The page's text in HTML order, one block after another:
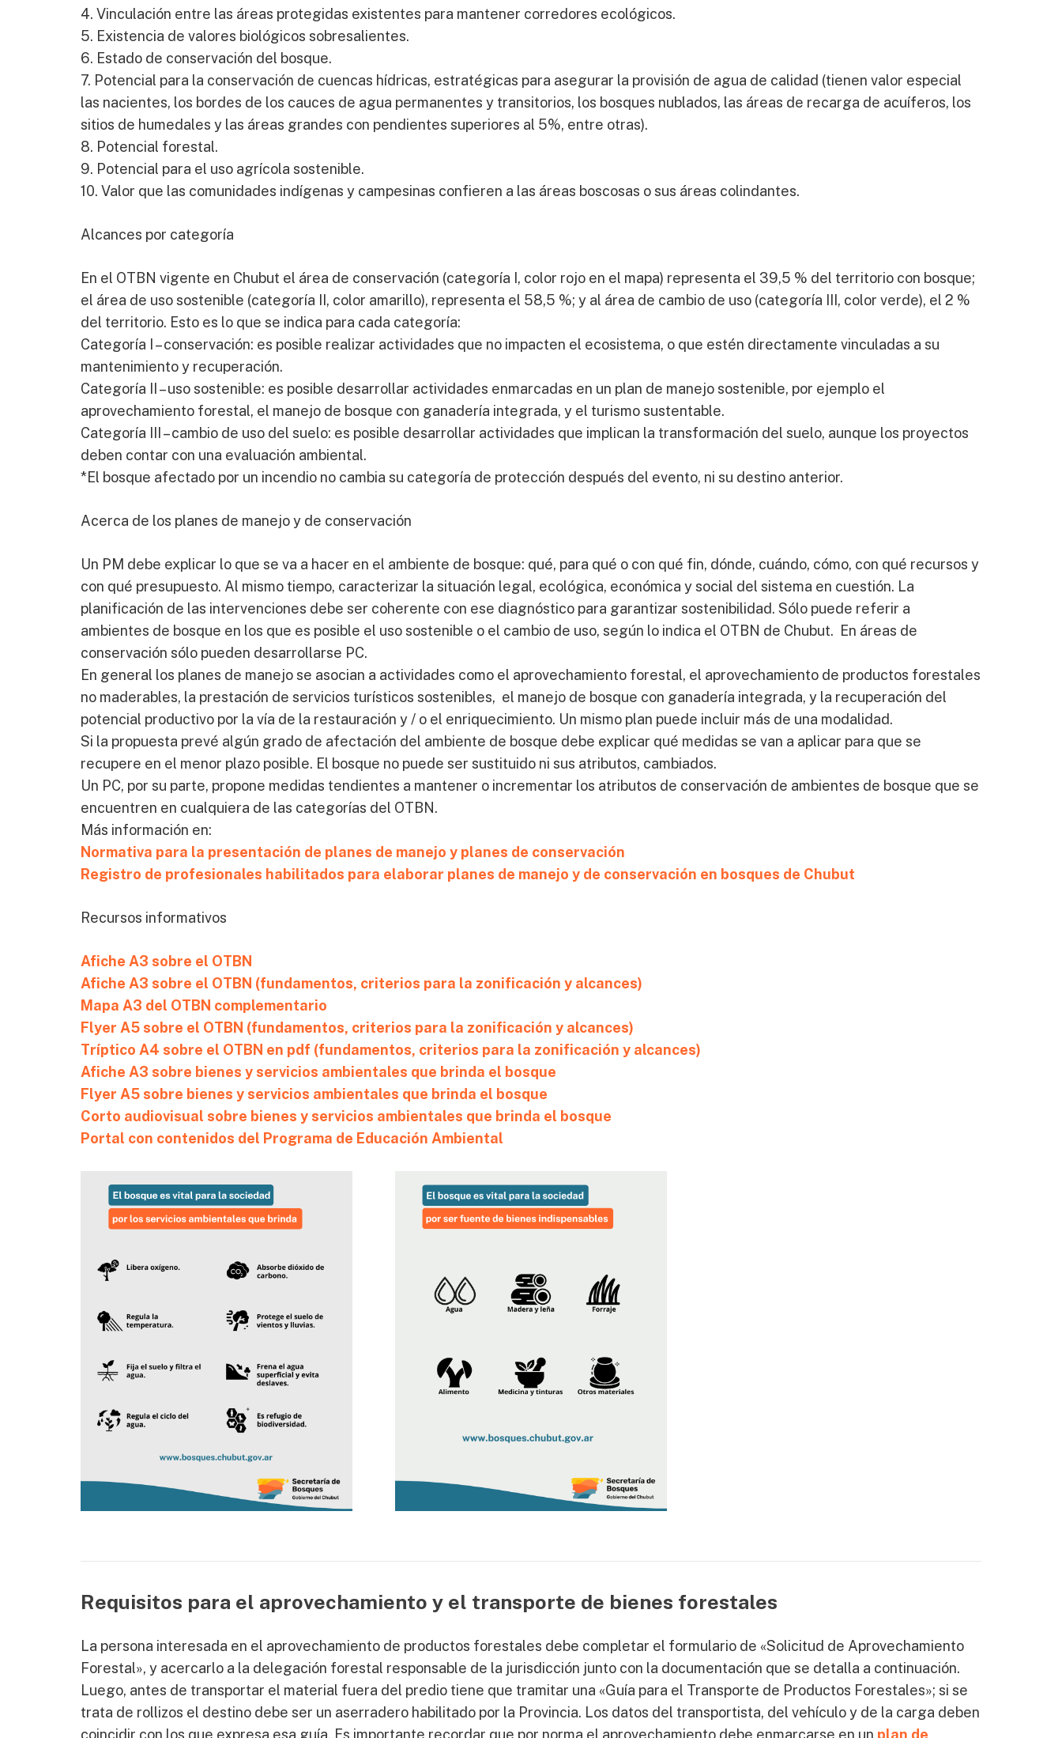
4. Vinculación entre las áreas protegidas existentes para mantener corredores ecológicos.
5. Existencia de valores biológicos sobresalientes.
6. Estado de conservación del bosque.
7. Potencial para la conservación de cuencas hídricas, estratégicas para asegurar la provisión de agua de calidad (tienen valor especial
las nacientes, los bordes de los cauces de agua permanentes y transitorios, los bosques nublados, las áreas de recarga de acuíferos, los
sitios de humedales y las áreas grandes con pendientes superiores al 5%, entre otras).
8. Potencial forestal.
9. Potencial para el uso agrícola sostenible.
10. Valor que las comunidades indígenas y campesinas confieren a las áreas boscosas o sus áreas colindantes.
Alcances por categoría
En el OTBN vigente en Chubut el área de conservación (categoría I, color rojo en el mapa) representa el 39,5 % del territorio con bosque;
el área de uso sostenible (categoría II, color amarillo), representa el 58,5 %; y al área de cambio de uso (categoría III, color verde), el 2 %
del territorio. Esto es lo que se indica para cada categoría:
Categoría I – conservación: es posible realizar actividades que no impacten el ecosistema, o que estén directamente vinculadas a su
mantenimiento y recuperación.
Categoría II – uso sostenible: es posible desarrollar actividades enmarcadas en un plan de manejo sostenible, por ejemplo el
aprovechamiento forestal, el manejo de bosque con ganadería integrada, y el turismo sustentable.
Categoría III – cambio de uso del suelo: es posible desarrollar actividades que implican la transformación del suelo, aunque los proyectos
deben contar con una evaluación ambiental.
*El bosque afectado por un incendio no cambia su categoría de protección después del evento, ni su destino anterior.
Acerca de los planes de manejo y de conservación
Un PM debe explicar lo que se va a hacer en el ambiente de bosque: qué, para qué o con qué fin, dónde, cuándo, cómo, con qué recursos y
con qué presupuesto. Al mismo tiempo, caracterizar la situación legal, ecológica, económica y social del sistema en cuestión. La
planificación de las intervenciones debe ser coherente con ese diagnóstico para garantizar sostenibilidad. Sólo puede referir a
ambientes de bosque en los que es posible el uso sostenible o el cambio de uso, según lo indica el OTBN de Chubut. En áreas de
conservación sólo pueden desarrollarse PC.
En general los planes de manejo se asocian a actividades como el aprovechamiento forestal, el aprovechamiento de productos forestales
no maderables, la prestación de servicios turísticos sostenibles, el manejo de bosque con ganadería integrada, y la recuperación del
potencial productivo por la vía de la restauración y / o el enriquecimiento. Un mismo plan puede incluir más de una modalidad.
Si la propuesta prevé algún grado de afectación del ambiente de bosque debe explicar qué medidas se van a aplicar para que se
recupere en el menor plazo posible. El bosque no puede ser sustituido ni sus atributos, cambiados.
Un PC, por su parte, propone medidas tendientes a mantener o incrementar los atributos de conservación de ambientes de bosque que se
encuentren en cualquiera de las categorías del OTBN.
Más información en:
Normativa para la presentación de planes de manejo y planes de conservación
Registro de profesionales habilitados para elaborar planes de manejo y de conservación en bosques de Chubut
Recursos informativos
Afiche A3 sobre el OTBN
Afiche A3 sobre el OTBN (fundamentos, criterios para la zonificación y alcances)
Mapa A3 del OTBN complementario
Flyer A5 sobre el OTBN (fundamentos, criterios para la zonificación y alcances)
Tríptico A4 sobre el OTBN en pdf (fundamentos, criterios para la zonificación y alcances)
Afiche A3 sobre bienes y servicios ambientales que brinda el bosque
Flyer A5 sobre bienes y servicios ambientales que brinda el bosque
Corto audiovisual sobre bienes y servicios ambientales que brinda el bosque
Portal con contenidos del Programa de Educación Ambiental
Requisitos para el aprovechamiento y el transporte de bienes forestales
La persona interesada en el aprovechamiento de productos forestales debe completar el formulario de «Solicitud de Aprovechamiento
Forestal», y acercarlo a la delegación forestal responsable de la jurisdicción junto con la documentación que se detalla a continuación.
Luego, antes de transportar el material fuera del predio tiene que tramitar una «Guía para el Transporte de Productos Forestales»; si se
trata de rollizos el destino debe ser un aserradero habilitado por la Provincia. Los datos del transportista, del vehículo y de la carga deben
coincidir con los que expresa esa guía. Es importante recordar que por norma el aprovechamiento debe enmarcarse en un plan de